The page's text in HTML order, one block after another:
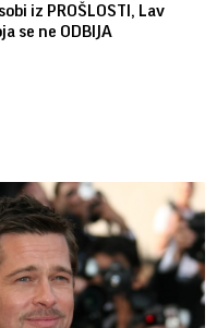
iz PROŠLOSTI, Lav
se ne ODBIJA